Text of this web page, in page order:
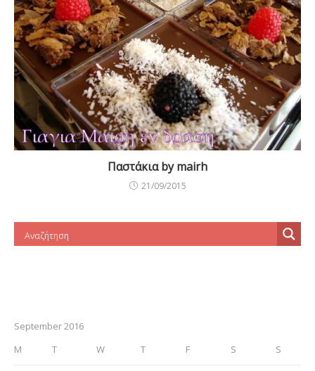
Παστάκια by mairh
21/09/2015
September 2016
M
T W T F S S